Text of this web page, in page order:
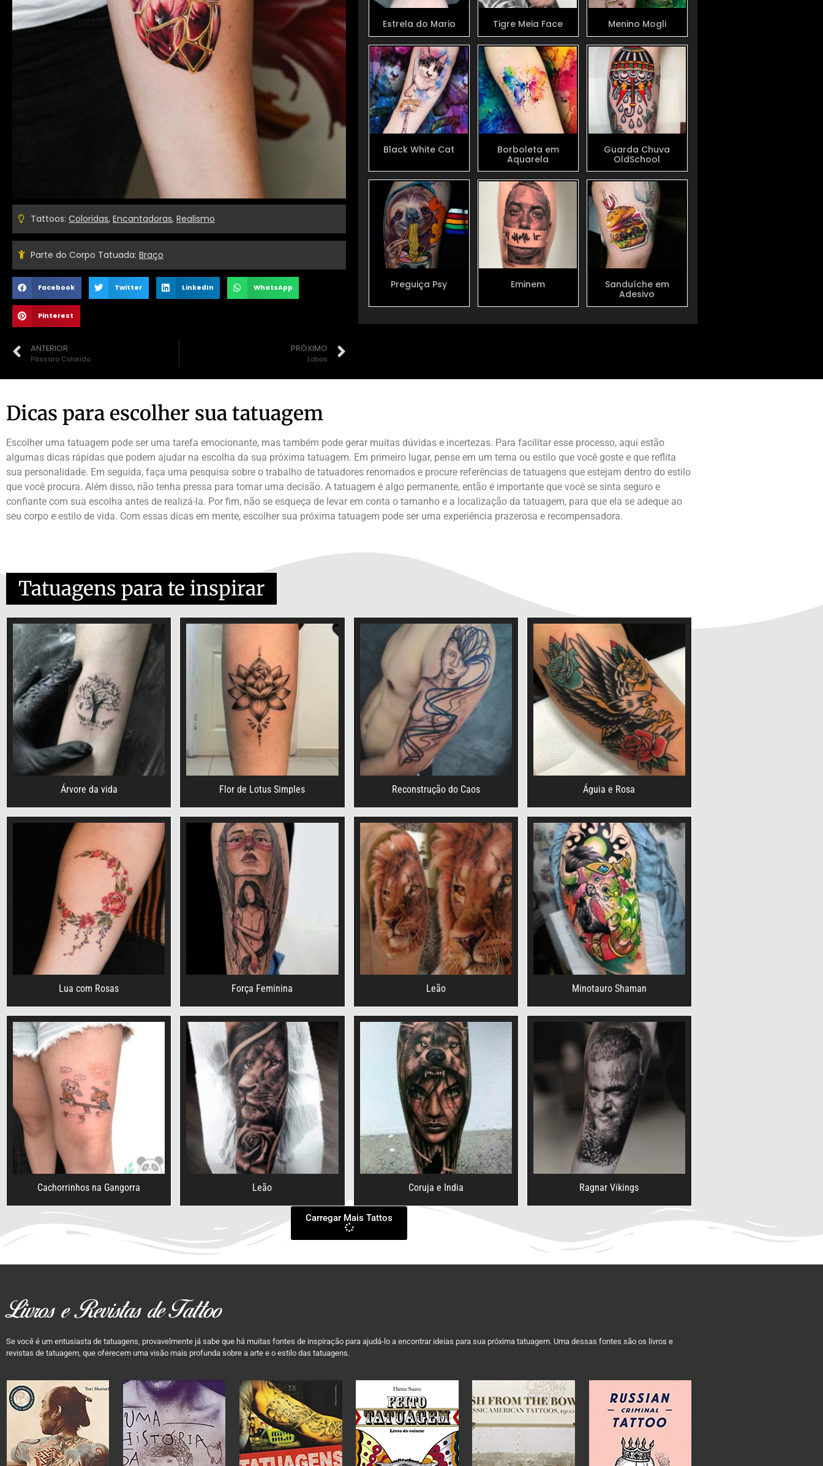
Tattoos: Coloridas, Encantadoras, Realismo
Parte do Corpo Tatuada: Braço
Facebook Twitter LinkedIn WhatsApp
Pinterest
ANTERIOR
Pássaro Colorido
PRÓXIMO
Lobos
Estrela do Mario Tigre Meia Face Menino Mogli
Black White Cat
Borboleta em
Aquarela
Guarda Chuva
OldSchool
Preguiça Psy Eminem
Sanduíche em
Adesivo
Dicas para escolher sua tatuagem
Escolher uma tatuagem pode ser uma tarefa emocionante, mas também pode gerar muitas dúvidas e incertezas. Para facilitar esse processo, aqui estão
algumas dicas rápidas que podem ajudar na escolha da sua próxima tatuagem. Em primeiro lugar, pense em um tema ou estilo que você goste e que reflita
sua personalidade. Em seguida, faça uma pesquisa sobre o trabalho de tatuadores renomados e procure referências de tatuagens que estejam dentro do estilo
que você procura. Além disso, não tenha pressa para tomar uma decisão. A tatuagem é algo permanente, então é importante que você se sinta seguro e
confiante com sua escolha antes de realizá-la. Por fim, não se esqueça de levar em conta o tamanho e a localização da tatuagem, para que ela se adeque ao
seu corpo e estilo de vida. Com essas dicas em mente, escolher sua próxima tatuagem pode ser uma experiência prazerosa e recompensadora.
Tatuagens para te inspirar
Árvore da vida Flor de Lotus Simples Reconstrução do Caos Águia e Rosa
Lua com Rosas Força Feminina Leão Minotauro Shaman
Cachorrinhos na Gangorra Leão Coruja e India Ragnar Vikings
Carregar Mais Tattos
Livros e Revistas de Tattoo
Se você é um entusiasta de tatuagens, provavelmente já sabe que há muitas fontes de inspiração para ajudá-lo a encontrar ideias para sua próxima tatuagem. Uma dessas fontes são os livros e
revistas de tatuagem, que oferecem uma visão mais profunda sobre a arte e o estilo das tatuagens.